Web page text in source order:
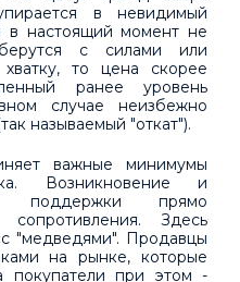
в невидимый
в настоящий момент не
с силами или
то цена скорее
ранее уровень
случае неизбежно
называемый "откат").
важные минимумы
Возникновение и
поддержки прямо
Здесь
"медведями". Продавцы
на рынке, которые
покупатели при этом -